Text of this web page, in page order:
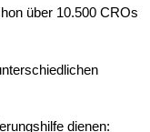
über 10.500 CROs
dienen: